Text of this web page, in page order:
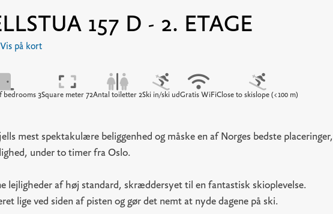
157 D - 2. ETAGE
Vis på kort
bedrooms 3Square meter 72Antal toiletter 2Ski in/ski udGratis WiFiClose to skislope (<100 m)
mest spektakulære beliggenhed og måske en af Norges bedste placeringer,
under to timer fra Oslo.
lejligheder af høj standard, skræddersyet til en fantastisk skioplevelse.
lige ved siden af pisten og gør det nemt at nyde dagene på ski.